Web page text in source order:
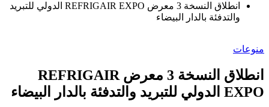
انطلاق النسخة 3 معرض REFRIGAIR EXPO الدولي للتبريد
والتدفئة بالدار البيضاء
منوعات
انطلاق النسخة 3 معرض REFRIGAIR
EXPO الدولي للتبريد والتدفئة بالدار البيضاء